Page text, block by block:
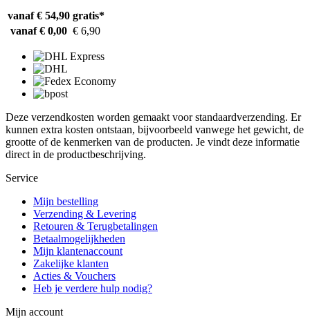
vanaf € 54,90 gratis*
vanaf € 0,00 € 6,90
Deze verzendkosten worden gemaakt voor standaardverzending. Er
kunnen extra kosten ontstaan, bijvoorbeeld vanwege het gewicht, de
grootte of de kenmerken van de producten. Je vindt deze informatie
direct in de productbeschrijving.
Service
Mijn bestelling
Verzending & Levering
Retouren & Terugbetalingen
Betaalmogelijkheden
Mijn klantenaccount
Zakelijke klanten
Acties & Vouchers
Heb je verdere hulp nodig?
Mijn account